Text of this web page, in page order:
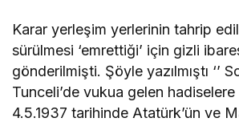
Karar yerleşim yerlerinin tahrip
sürülmesi ‘emrettiği’ için gizli
gönderilmişti. Şöyle yazılmıştı ‘’
Tunceli’de vukua gelen
4.5.1937 tarihinde Atatürk’ün ve